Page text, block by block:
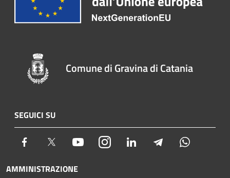
Comune di Gravina di Catania
SEGUICI SU
Facebook Twitter YoutubeInstagram LinkedIn Telegram
AMMINISTRAZIONE